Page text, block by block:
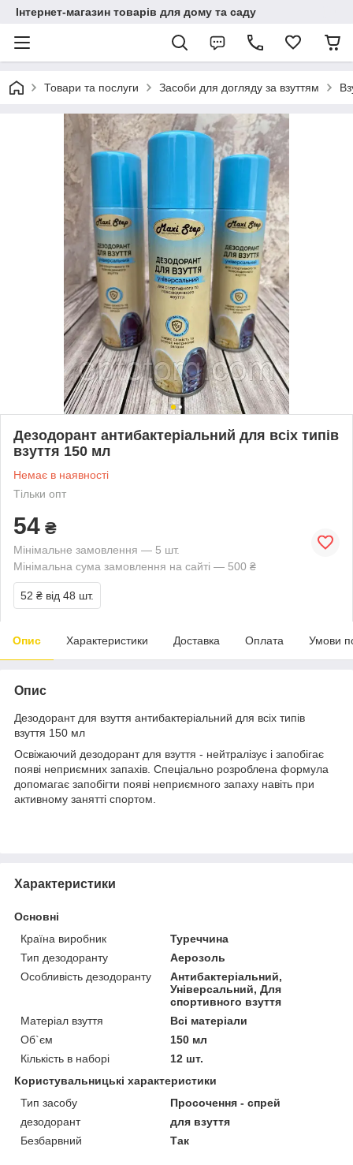
Інтернет-магазин товарів для дому та саду
Товари та послуги Засоби для догляду за взуттям
Дезодорант антибактеріальний для всіх типів
взуття 150 мл
Немає в наявності
Тільки опт
54 ₴
Мінімальне замовлення — 5 шт.
Мінімальна сума замовлення на сайті — 500 ₴
52 ₴ від 48 шт.
Опис Характеристики Доставка Оплата Умови
Опис
Дезодорант для взуття антибактеріальний для всіх типів
взуття 150 мл
Освіжаючий дезодорант для взуття - нейтралізує і запобігає
появі неприємних запахів. Спеціально розроблена формула
допомагає запобігти появі неприємного запаху навіть при
активному занятті спортом.
Характеристики
Основні
Країна виробник
Туреччина
Тип дезодоранту
Аерозоль
Особливість дезодоранту
Антибактеріальний,
Універсальний, Для
спортивного взуття
Матеріал взуття
Всі матеріали
Об`єм
150 мл
Кількість в наборі
12 шт.
Користувальницькі характеристики
Тип засобу
Просочення - спрей
дезодорант
для взуття
Безбарвний
Так